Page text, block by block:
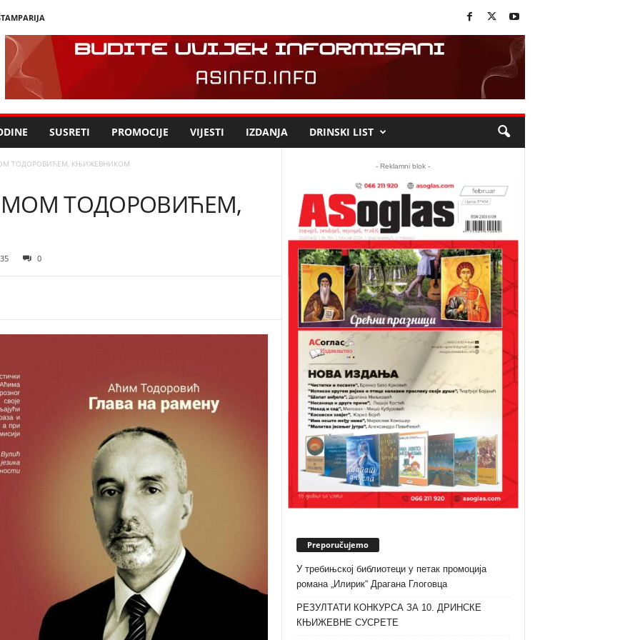
SUSRETI PROMOCIJE VIJESTI IZDANJA DRINSKI LIST
ТОДОРОВИЋЕМ, КЊИЖЕВНИКОМ
ТОДОРОВИЋЕМ,
0
- Reklamni blok -
Preporučujemo
У требињској библиотеци у петак промоција
романа „Илирик“ Драгана Глоговца
РЕЗУЛТАТИ КОНКУРСА ЗА 10. ДРИНСКЕ
КЊИЖЕВНЕ СУСРЕТЕ